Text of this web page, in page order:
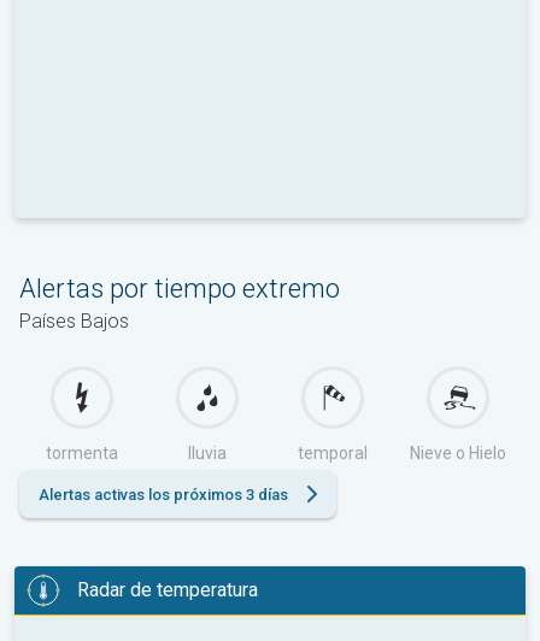
Alertas por tiempo extremo
Países Bajos
tormenta lluvia temporal Nieve o Hielo
Alertas activas los próximos 3 días
Radar de temperatura